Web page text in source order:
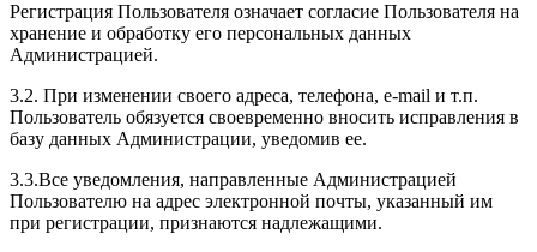
Регистрация Пользователя означает согласие Пользователя на
хранение и обработку его персональных данных
Администрацией.
3.2. При изменении своего адреса, телефона, e-mail и т.п.
Пользователь обязуется своевременно вносить исправления в
базу данных Администрации, уведомив ее.
3.3.Все уведомления, направленные Администрацией
Пользователю на адрес электронной почты, указанный им
при регистрации, признаются надлежащими.